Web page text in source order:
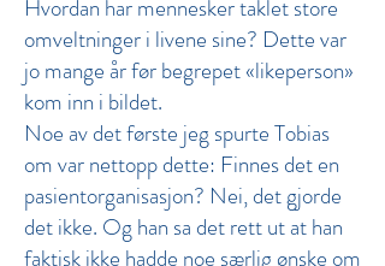
Hvordan har mennesker taklet store
omveltninger i livene sine? Dette var
jo mange år før begrepet «likeperson»
kom inn i bildet.
Noe av det første jeg spurte Tobias
om var nettopp dette: Finnes det en
pasientorganisasjon? Nei, det gjorde
det ikke. Og han sa det rett ut at han
faktisk ikke hadde noe særlig ønske om